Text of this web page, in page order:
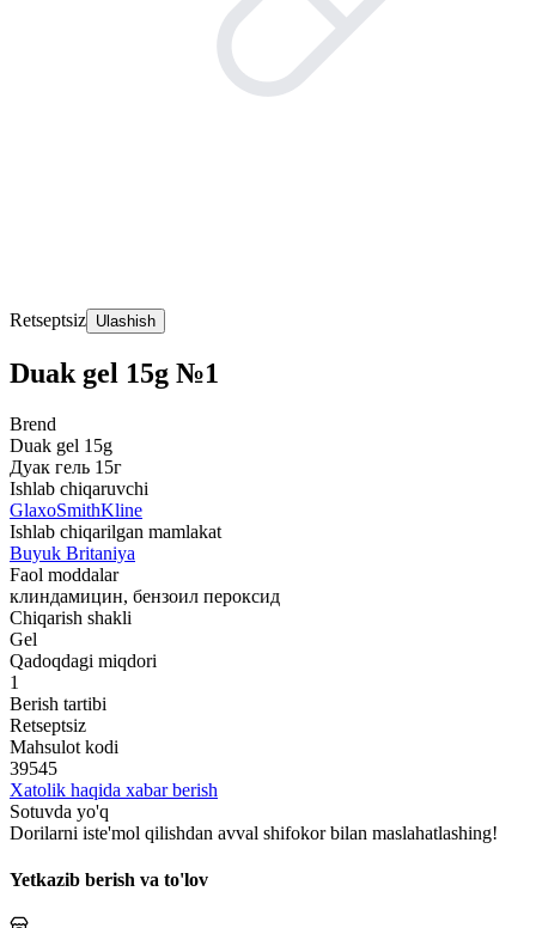
Retseptsiz Ulashish
Duak gel 15g №1
Brend
Duak gel 15g
Дуак гель 15г
Ishlab chiqaruvchi
GlaxoSmithKline
Ishlab chiqarilgan mamlakat
Buyuk Britaniya
Faol moddalar
клиндамицин, бензоил пероксид
Chiqarish shakli
Gel
Qadoqdagi miqdori
1
Berish tartibi
Retseptsiz
Mahsulot kodi
39545
Xatolik haqida xabar berish
Sotuvda yo'q
Dorilarni iste'mol qilishdan avval shifokor bilan maslahatlashing!
Yetkazib berish va to'lov